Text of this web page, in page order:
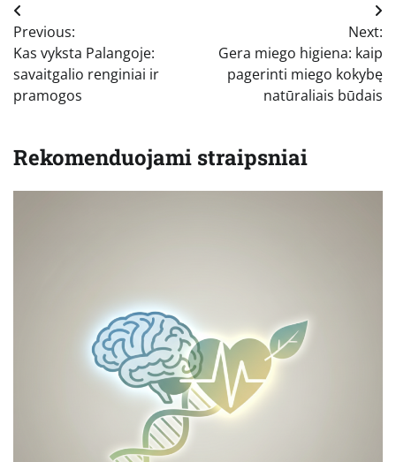
Navigacija
tarp
įrašų
Previous:
Kas vyksta Palangoje:
savaitgalio renginiai ir
pramogos
Next:
Gera miego higiena: kaip
pagerinti miego kokybę
natūraliais būdais
Rekomenduojami straipsniai